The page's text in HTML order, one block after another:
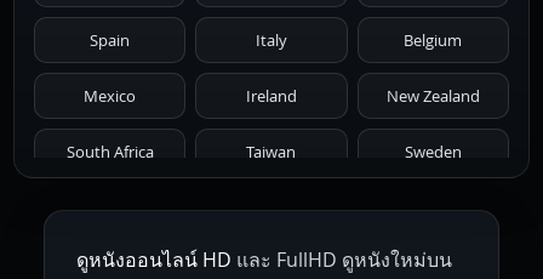
1971 1970 1969 1968 1967
1966 1965 1964 1963 1962
1959 1955
1945 1942 1941 1940 1939
Spain Italy Belgium
Mexico Ireland New Zealand
South Africa Taiwan Sweden
Netherlands Russia Poland
Hungary Denmark Bulgaria
ดูหนังออนไลน์ HD และ FullHD ดูหนังใหม่บน